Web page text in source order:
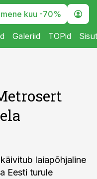
kuu -70%
Galeriid TOPid
laiapõhjaline
Eesti turule